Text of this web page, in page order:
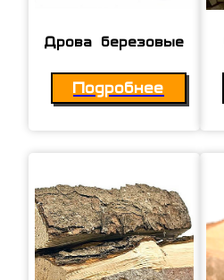
Дрова березовые
Подробнее